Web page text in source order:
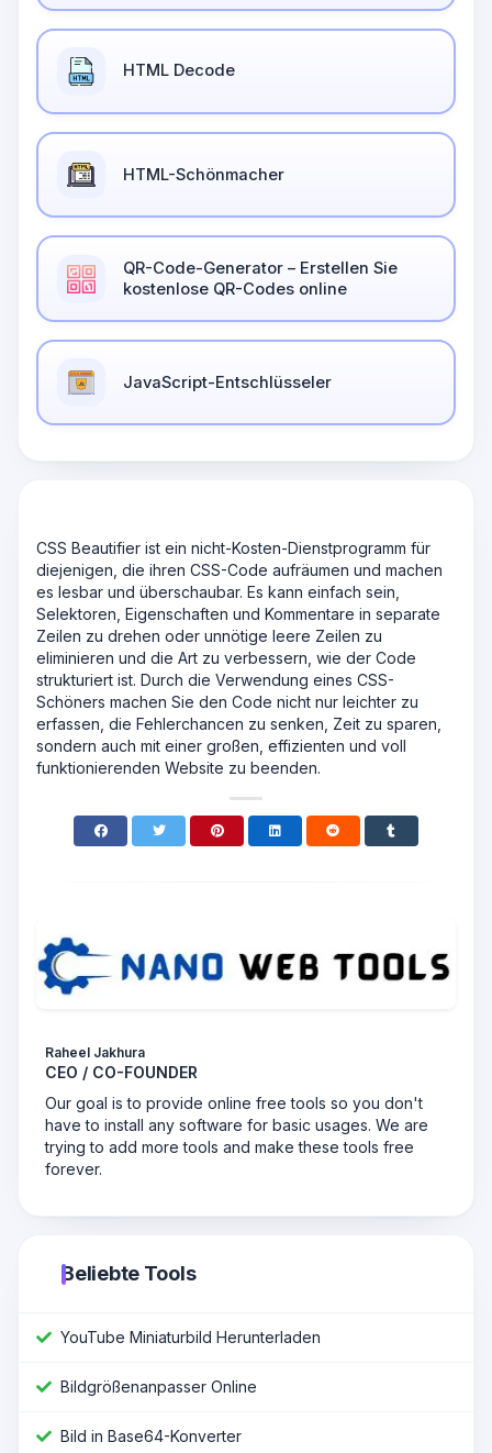
HTML Decode
HTML-Schönmacher
QR-Code-Generator – Erstellen Sie
kostenlose QR-Codes online
JavaScript-Entschlüsseler
CSS Beautifier ist ein nicht-Kosten-Dienstprogramm für
diejenigen, die ihren CSS-Code aufräumen und machen
es lesbar und überschaubar. Es kann einfach sein,
Selektoren, Eigenschaften und Kommentare in separate
Zeilen zu drehen oder unnötige leere Zeilen zu
eliminieren und die Art zu verbessern, wie der Code
strukturiert ist. Durch die Verwendung eines CSS-
Schöners machen Sie den Code nicht nur leichter zu
erfassen, die Fehlerchancen zu senken, Zeit zu sparen,
sondern auch mit einer großen, effizienten und voll
funktionierenden Website zu beenden.
Raheel Jakhura
CEO / CO-FOUNDER
Our goal is to provide online free tools so you don't
have to install any software for basic usages. We are
trying to add more tools and make these tools free
forever.
Beliebte Tools
YouTube Miniaturbild Herunterladen
Bildgrößenanpasser Online
Bild in Base64-Konverter